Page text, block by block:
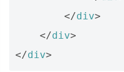
</div>
</div>
</div>